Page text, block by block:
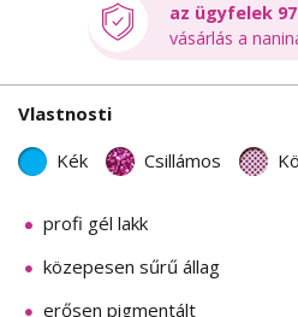
az ügyfelek
vásárlás a
Vlastnosti
Kék Csillámos
profi gél lakk
közepesen sűrű állag
erősen pigmentált